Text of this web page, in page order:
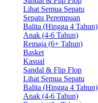
Lihat Semua Sepatu
Sepatu Perempuan
Balita (Hingga 4 Tahun)
Anak (4-6 Tahun)
Remaja (6+ Tahun)
Basket
Kasual
Sandal & Flip Flop
Lihat Semua Sepatu
Balita (Hingga 4 Tahun)
Anak (4-6 Tahun)